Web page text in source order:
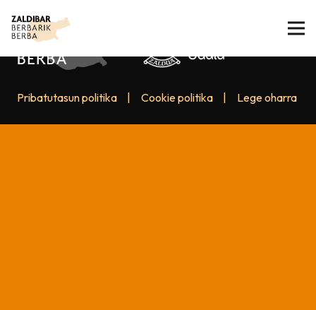
Pribatutasun politika Cookie politika Lege oharra